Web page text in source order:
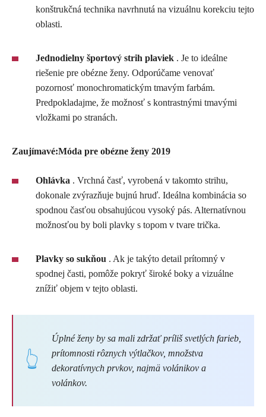
konštrukčná technika navrhnutá na vizuálnu korekciu tejto
oblasti.
Jednodielny športový strih plaviek . Je to ideálne
riešenie pre obézne ženy. Odporúčame venovať
pozornosť monochromatickým tmavým farbám.
Predpokladajme, že možnosť s kontrastnými tmavými
vložkami po stranách.
Zaujímavé:Móda pre obézne ženy 2019
Ohlávka . Vrchná časť, vyrobená v takomto strihu,
dokonale zvýrazňuje bujnú hruď. Ideálna kombinácia so
spodnou časťou obsahujúcou vysoký pás. Alternatívnou
možnosťou by boli plavky s topom v tvare trička.
Plavky so sukňou . Ak je takýto detail prítomný v
spodnej časti, pomôže pokryť široké boky a vizuálne
znížiť objem v tejto oblasti.
Úplné ženy by sa mali zdržať príliš svetlých farieb,
prítomnosti rôznych výtlačkov, množstva
dekoratívnych prvkov, najmä volánikov a
volánkov.